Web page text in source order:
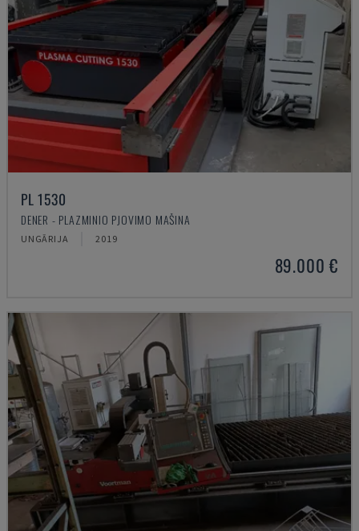
PL 1530
DENER - PLAZMINIO PJOVIMO MAŠINA
UNGĀRIJA 2019
89.000 €